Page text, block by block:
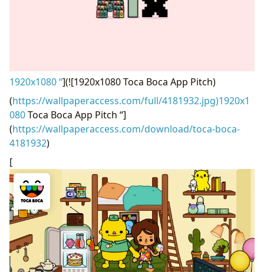
1920x1080 “](![1920x1080 Toca Boca App Pitch)
(https://wallpaperaccess.com/full/4181932.jpg)1920x1
080Toca Boca App Pitch “]
(https://wallpaperaccess.com/download/toca-boca-
4181932)
[